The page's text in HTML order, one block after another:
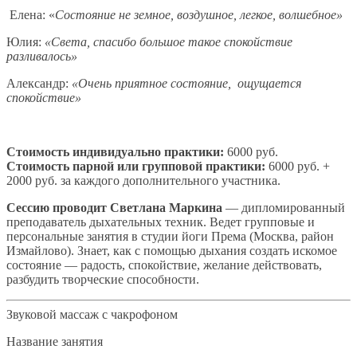
Елена: «Состояние не земное, воздушное, легкое, волшебное»
Юлия: «Света, спасибо большое такое спокойствие
разливалось»
Александр: «Очень приятное состояние, ощущается
спокойствие»
Стоимость индивидуально практики: 6000 руб.
Стоимость парной или групповой практики: 6000 руб. +
2000 руб. за каждого дополнительного участника.
Сессию проводит Светлана Маркина — дипломированный
преподаватель дыхательных техник. Ведет групповые и
персональные занятия в студии йоги Према (Москва, район
Измайлово). Знает, как с помощью дыхания создать искомое
состояние — радость, спокойствие, желание действовать,
разбудить творческие способности.
Звуковой массаж с чакрофоном
Название занятия